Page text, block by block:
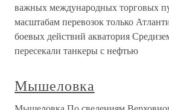
важных международных торговых
масштабам перевозок только
боевых действий акватория
пересекали танкеры с нефтью
Мышеловка